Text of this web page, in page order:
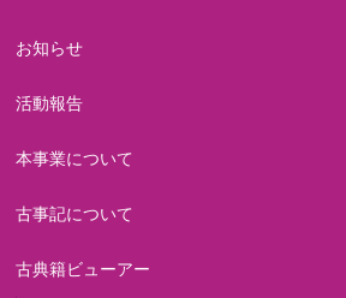
お知らせ
活動報告
本事業について
古事記について
古典籍ビューアー